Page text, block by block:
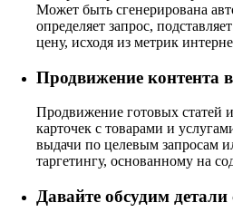
Может быть сгенерирована
определяет запрос,
цену, исходя из метрик
Продвижение контента
Продвижение готовых статей
карточек с товарами и
выдачи по целевым запросам
таргетингу, основанному на
Давайте обсудим детали